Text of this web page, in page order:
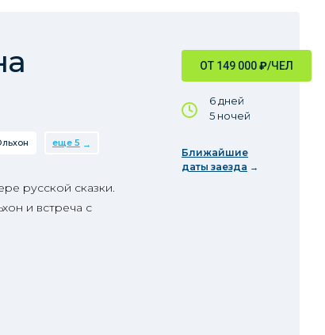
ОТ 149 000₽/ЧЕЛ
6 дней
5 ночей
Ближайшие
даты заезда
еще 5
русской сказки.
и встреча с